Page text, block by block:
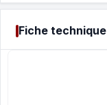
Fiche technique